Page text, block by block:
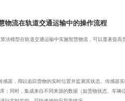
物流在轨道交通运输中的操作流程
法模型在轨道交通运输中实施智慧物流，可以显著提高
器，用以追踪货物的实时位置并监测其状态。传感器实
；同时，集成来自不同来源的数据（如货物状态、车辆